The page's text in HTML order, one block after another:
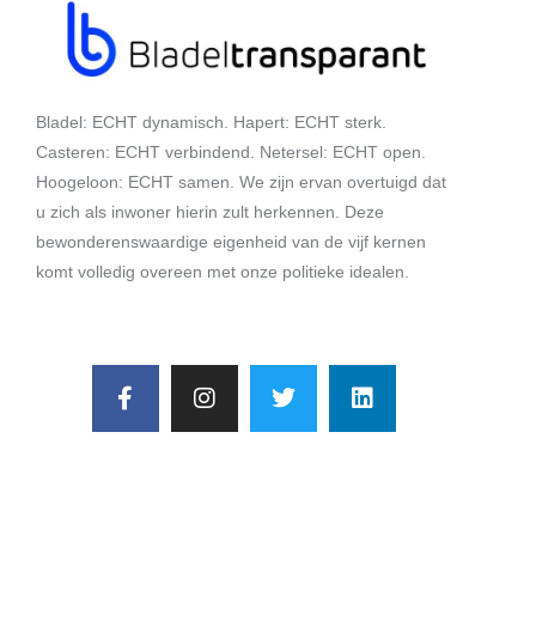
Bladel: ECHT dynamisch. Hapert: ECHT sterk.
Casteren: ECHT verbindend. Netersel: ECHT open.
Hoogeloon: ECHT samen. We zijn ervan overtuigd dat
u zich als inwoner hierin zult herkennen. Deze
bewonderenswaardige eigenheid van de vijf kernen
komt volledig overeen met onze politieke idealen.